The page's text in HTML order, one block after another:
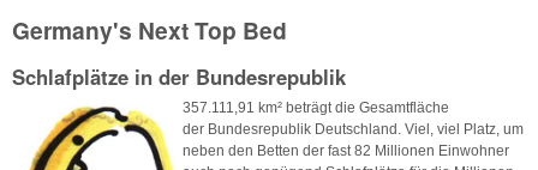
Germany's Next Top Bed
Schlafplätze in der Bundesrepublik
357.111,91 km² beträgt die Gesamtfläche
der Bundesrepublik Deutschland. Viel, viel Platz, um
neben den Betten der fast 82 Millionen Einwohner